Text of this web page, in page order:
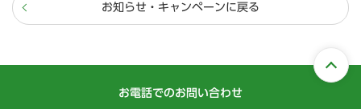
お知らせ・キャンペーンに戻る
お電話でのお問い合わせ